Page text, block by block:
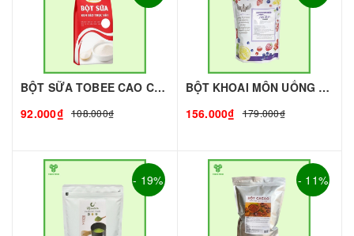
BỘT SỮA TOBEE CAO CẤP - 1KG | NGUYÊN LIỆU PHA CHẾ
92.000₫ 108.000₫
BỘT KHOAI MÔN UỐNG KING - 1kg - KING | Nguyên liệu pha chế - TOBEE FOOD
156.000₫
179.000₫
- 19% - 11%